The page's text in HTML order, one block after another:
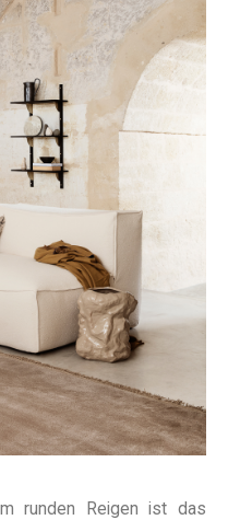
runden Reigen ist das